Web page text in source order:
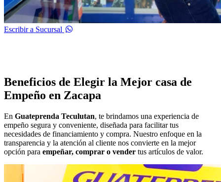
Escribir a Sucursal
Beneficios de Elegir la Mejor casa de
Empeño en Zacapa
En Guateprenda Teculutan, te brindamos una experiencia de
empeño segura y conveniente, diseñada para facilitar tus
necesidades de financiamiento y compra. Nuestro enfoque en la
transparencia y la atención al cliente nos convierte en la mejor
opción para empeñar, comprar o vender tus artículos de valor.